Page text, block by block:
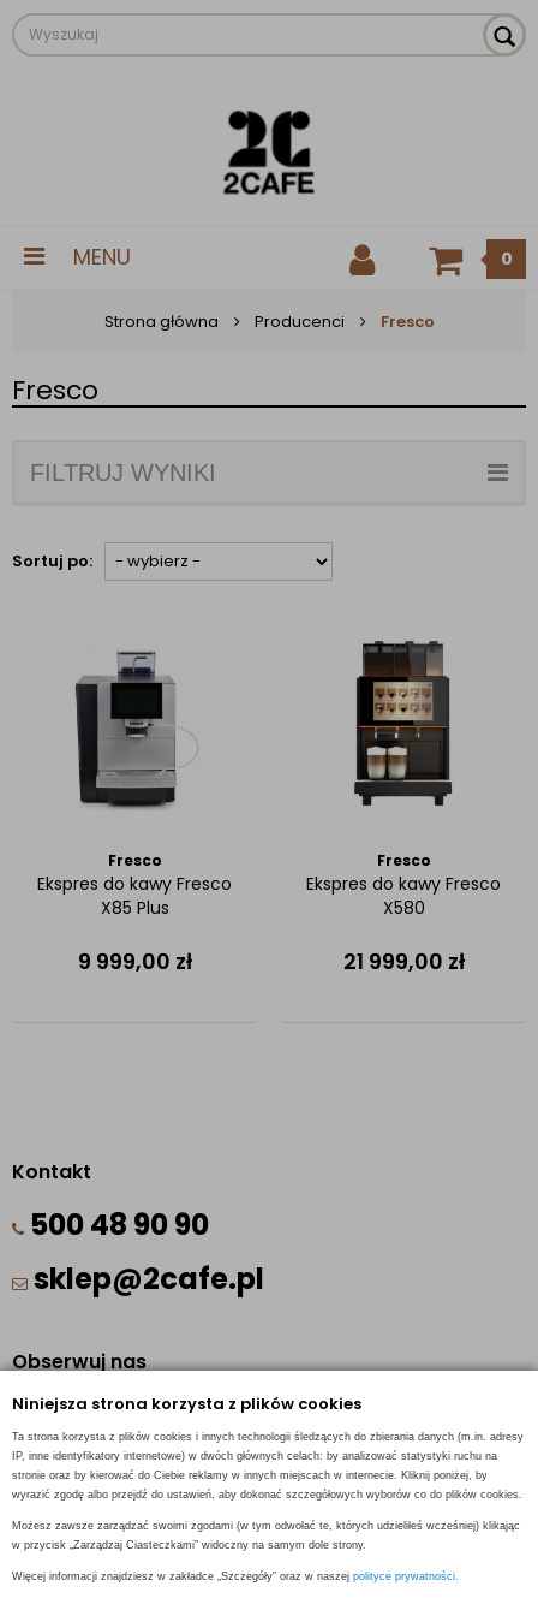
Niniejsza strona korzysta z plików cookies
Ta strona korzysta z plików cookies i innych technologii śledzących do zbierania danych (m.in. adresy
IP, inne identyfikatory internetowe) w dwóch głównych celach: by analizować statystyki ruchu na
stronie oraz by kierować do Ciebie reklamy w innych miejscach w internecie. Kliknij poniżej, by
wyrazić zgodę albo przejdź do ustawień, aby dokonać szczegółowych wyborów co do plików cookies.
Możesz zawsze zarządzać swoimi zgodami (w tym odwołać te, których udzieliłeś wcześniej) klikając
w przycisk „Zarządzaj Ciasteczkami” widoczny na samym dole strony.
Więcej informacji znajdziesz w zakładce „Szczegóły” oraz w naszej polityce prywatności.
MENU 0
Strona główna Producenci Fresco
Fresco
FILTRUJ WYNIKI
Sortuj po:
Fresco
Ekspres do kawy Fresco
X85 Plus
9 999,00 zł
Fresco
Ekspres do kawy Fresco
X580
21 999,00 zł
Kontakt
500 48 90 90
sklep@2cafe.pl
Obserwuj nas
Facebook
Pinterest
Instagram